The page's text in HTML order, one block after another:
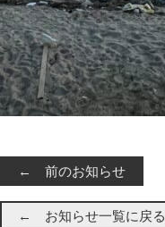
← 前のお知らせ
← お知らせ一覧に戻る